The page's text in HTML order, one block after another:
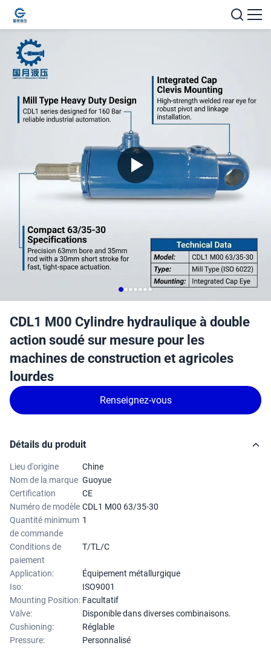
CDL1 M00 Cylindre hydraulique à double
action soudé sur mesure pour les
machines de construction et agricoles
lourdes
Renseignez-vous
Détails du produit
Lieu d'origine
Chine
Nom de la marque Guoyue
Certification
CE
Numéro de modèle CDL1 M00 63/35-30
Quantité minimum
de commande
1
Conditions de
paiement
T/TL/C
Application:
Équipement métallurgique
Iso:
ISO9001
Mounting Position: Facultatif
Valve:
Disponible dans diverses combinaisons.
Cushioning:
Réglable
Pressure:
Personnalisé